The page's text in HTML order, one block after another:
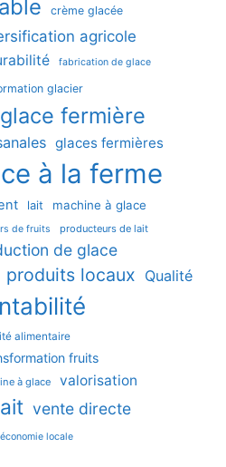
crème glacée
agricole
fabrication de glace
glacier
glace fermière
glaces fermières
à la ferme
lait machine à glace
de fruits producteurs de lait
de glace
produits locaux Qualité
alimentaire
fruits
à glace valorisation
vente directe
économie locale